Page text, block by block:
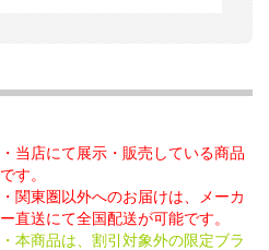
・当店にて展示・販売している商品
です。
・関東圏以外へのお届けは、メーカ
ー直送にて全国配送が可能です。
・本商品は、割引対象外の限定ブラ